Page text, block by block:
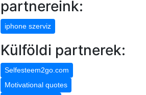
partnereink:
iphone szerviz
Külföldi partnerek:
Selfesteem2go.com
Motivational quotes